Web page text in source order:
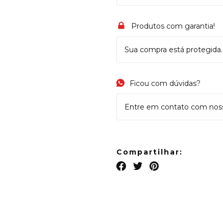
Produtos com garantia!
Sua compra está protegida.
Ficou com dúvidas?
Entre em contato com
Compartilhar: